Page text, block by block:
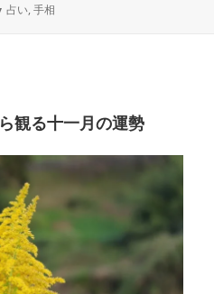
カ
占い,手相
観る十一月の運勢